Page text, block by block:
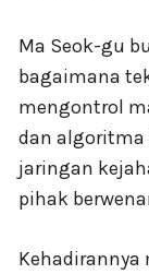
Ma Seok-gu
bagaimana
mengontrol
dan
jaringan
pihak